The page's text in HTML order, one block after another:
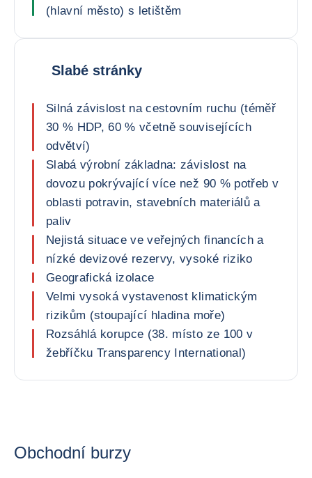
(hlavní město) s letištěm
Slabé stránky
Silná závislost na cestovním ruchu (téměř
30 % HDP, 60 % včetně souvisejících
odvětví)
Slabá výrobní základna: závislost na
dovozu pokrývající více než 90 % potřeb v
oblasti potravin, stavebních materiálů a
paliv
Nejistá situace ve veřejných financích a
nízké devizové rezervy, vysoké riziko
Geografická izolace
Velmi vysoká vystavenost klimatickým
rizikům (stoupající hladina moře)
Rozsáhlá korupce (38. místo ze 100 v
žebříčku Transparency International)
Obchodní burzy